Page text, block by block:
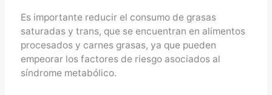
Es importante reducir el consumo de grasas
saturadas y trans, que se encuentran en alimentos
procesados y carnes grasas, ya que pueden
empeorar los factores de riesgo asociados al
síndrome metabólico.